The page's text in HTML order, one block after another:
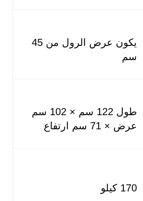
يكون عرض الرول من 45
سم
طول 122 سم × 102 سم
عرض × 71 سم ارتفاع
170 كيلو